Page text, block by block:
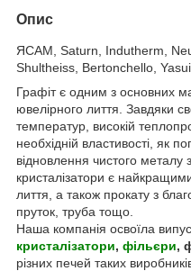
Опис
ЯСАМ, Saturn, Indutherm,
Shultheiss, Bertonchello,
Графіт є одним з основних
ювелірного лиття. Завдяки
температур, високій
необхідній властивості, як
відновлення чистого металу з
кристалізатори є
лиття, а також прокату з
пруток, труба тощо.
Наша компанія освоїла
кристалізатори, фільєри,
різних печей таких